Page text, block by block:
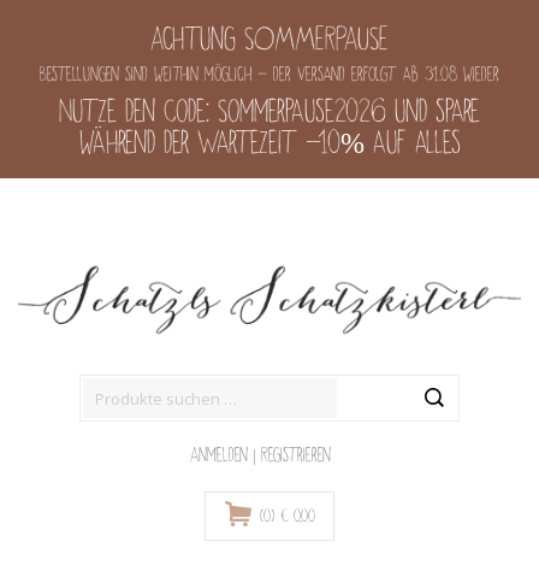
Achtung SOMMERPAUSE
Bestellungen sind weithin möglich - der Versand erfolgt ab 31.08 wieder
Nutze den Code: Sommerpause2026 und spare
während der Wartezeit -10% auf alles
Anmelden | Registrieren
(0) € 0,00